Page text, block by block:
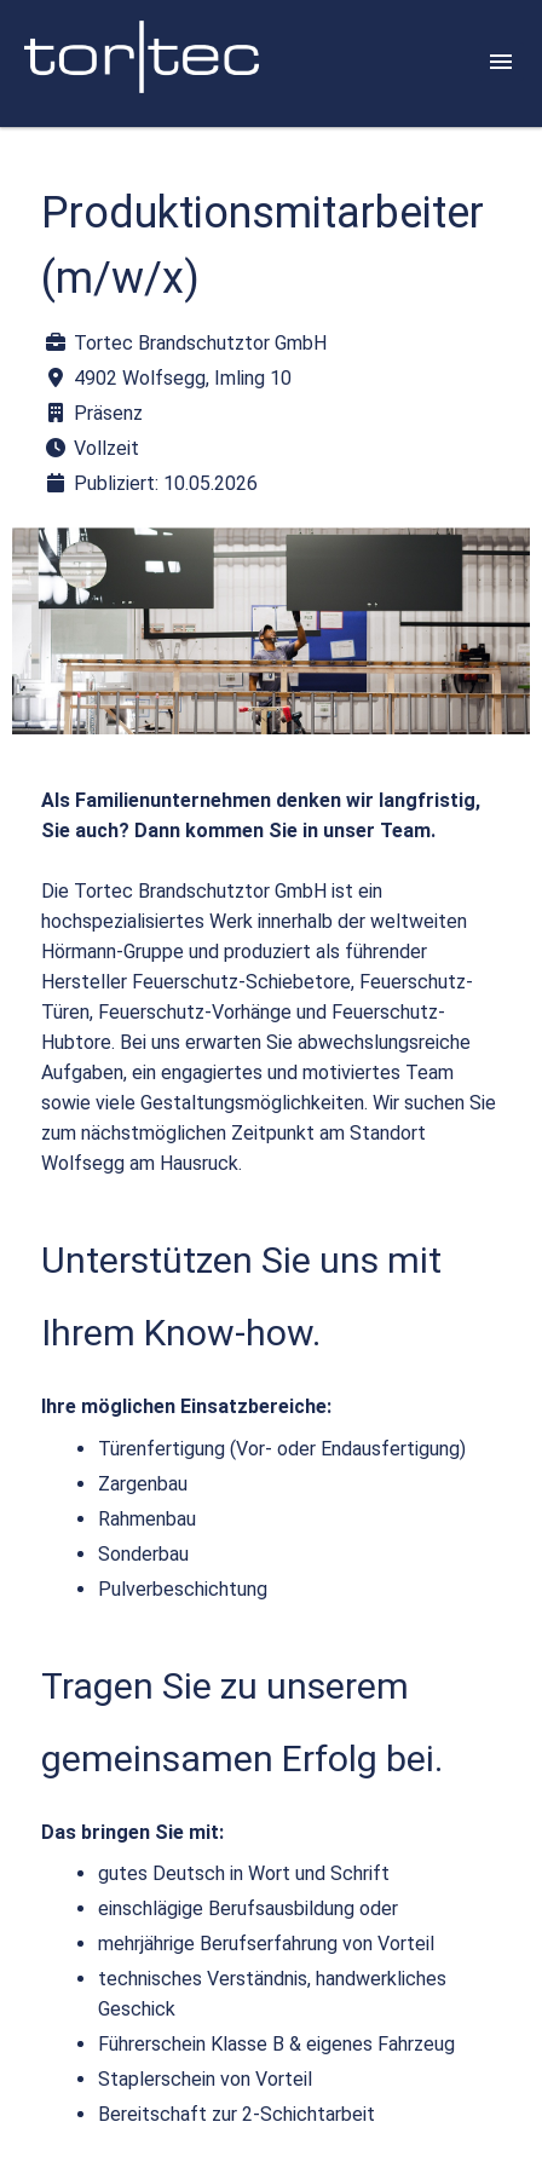
Produktionsmitarbeiter
(m/w/x)
Tortec Brandschutztor GmbH
4902 Wolfsegg, Imling 10
Präsenz
Vollzeit
Publiziert: 10.05.2026
Als Familienunternehmen denken wir langfristig,
Sie auch? Dann kommen Sie in unser Team.
Die Tortec Brandschutztor GmbH ist ein
hochspezialisiertes Werk innerhalb der weltweiten
Hörmann-Gruppe und produziert als führender
Hersteller Feuerschutz-Schiebetore, Feuerschutz-
Türen, Feuerschutz-Vorhänge und Feuerschutz-
Hubtore. Bei uns erwarten Sie abwechslungsreiche
Aufgaben, ein engagiertes und motiviertes Team
sowie viele Gestaltungsmöglichkeiten. Wir suchen Sie
zum nächstmöglichen Zeitpunkt am Standort
Wolfsegg am Hausruck.
Unterstützen Sie uns mit
Ihrem Know-how.
Ihre möglichen Einsatzbereiche:
Türenfertigung (Vor- oder Endausfertigung)
Zargenbau
Rahmenbau
Sonderbau
Pulverbeschichtung
Tragen Sie zu unserem
gemeinsamen Erfolg bei.
Das bringen Sie mit:
gutes Deutsch in Wort und Schrift
einschlägige Berufsausbildung oder
mehrjährige Berufserfahrung von Vorteil
technisches Verständnis, handwerkliches
Geschick
Führerschein Klasse B & eigenes Fahrzeug
Staplerschein von Vorteil
Bereitschaft zur 2-Schichtarbeit